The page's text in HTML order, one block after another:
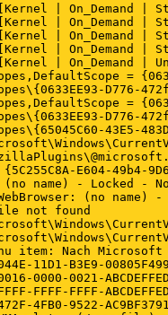
| On_Demand |
| On_Demand |
| On_Demand |
| On_Demand |
| On_Demand |
=
D776-
=
D776-
43E5-
E604-49b4-
name) - Locked -
(no name) -
not found
item: Nach Microsoft
044E-11D1-B3E9-
0016-0000-0021-
FFFF-FFFF-FFFF-
472F-4FB0-9522-